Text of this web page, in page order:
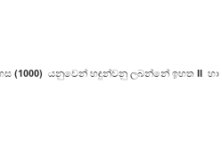
(1000) යනුවෙන් හඳුන්වනු ලබන්නේ ඉහත II හා